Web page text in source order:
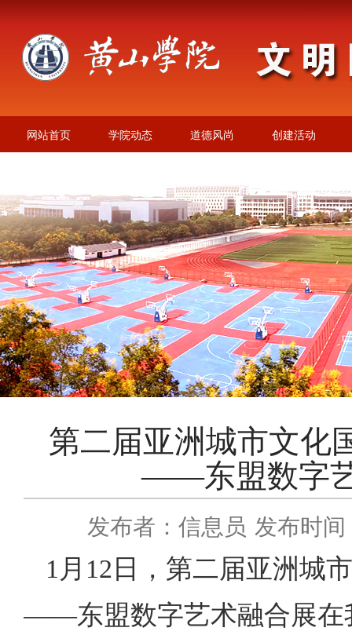
网站首页 学院动态 道德风尚 创建活动
第二届亚洲城市文化
——东盟数字
发布者：信息员 发布时
1月12日，第二届亚洲城
——东盟数字艺术融合展在